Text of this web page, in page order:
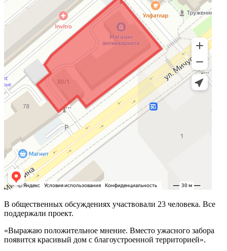
В общественных обсуждениях участвовали 23 человека. Все
поддержали проект.
«Выражаю положительное мнение. Вместо ужасного забора
появится красивый дом с благоустроенной территорией».